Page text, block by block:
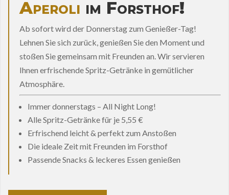
Aperoli im Forsthof!
Ab sofort wird der Donnerstag zum Genießer-Tag!
Lehnen Sie sich zurück, genießen Sie den Moment und
stoßen Sie gemeinsam mit Freunden an. Wir servieren
Ihnen erfrischende Spritz-Getränke in gemütlicher
Atmosphäre.
Immer donnerstags – All Night Long!
Alle Spritz-Getränke für je 5,55 €
Erfrischend leicht & perfekt zum Anstoßen
Die ideale Zeit mit Freunden im Forsthof
Passende Snacks & leckeres Essen genießen